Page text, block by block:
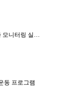
모니터링 실…
동 프로그램